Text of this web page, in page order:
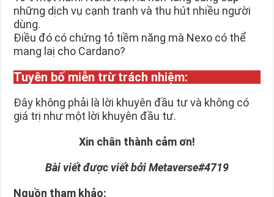
những dịch vụ cạnh tranh và thu hút nhiều người
dùng.
Điều đó có chứng tỏ tiềm năng mà Nexo có thể
mang laị cho Cardano?
Tuyên bố miễn trừ trách nhiệm:
Đây không phải là lời khuyên đầu tư và không có
giá trị như một lời khuyên đầu tư.
Xin chân thành cảm ơn!
Bài viết được viết bởi Metaverse#4719
Nguồn tham khảo: